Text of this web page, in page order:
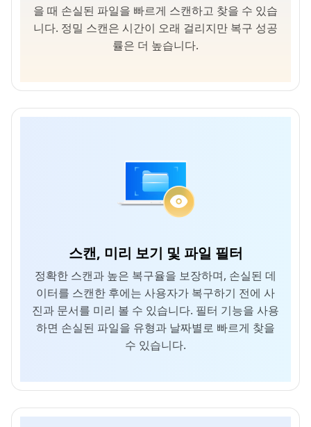
을 때 손실된 파일을 빠르게 스캔하고 찾을 수 있습
니다. 정밀 스캔은 시간이 오래 걸리지만 복구 성공
률은 더 높습니다.
스캔, 미리 보기 및 파일 필터
정확한 스캔과 높은 복구율을 보장하며, 손실된 데
이터를 스캔한 후에는 사용자가 복구하기 전에 사
진과 문서를 미리 볼 수 있습니다. 필터 기능을 사용
하면 손실된 파일을 유형과 날짜별로 빠르게 찾을
수 있습니다.